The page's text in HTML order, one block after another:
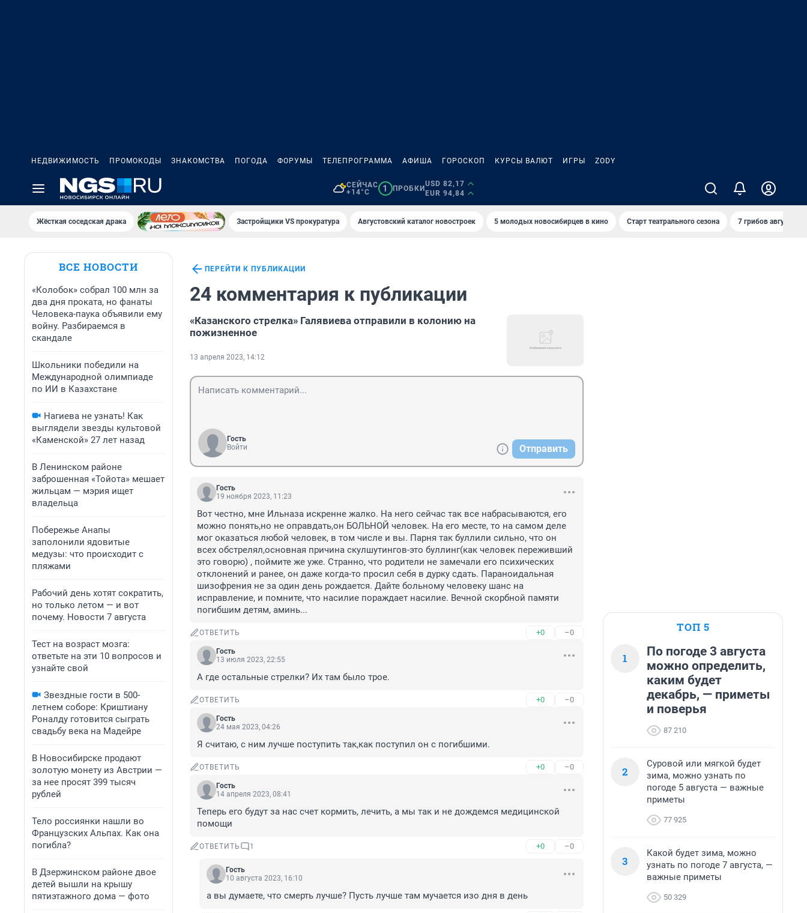
НЕДВИЖИМОСТЬ ПРОМОКОДЫ ЗНАКОМСТВА ПОГОДА ФОРУМЫ ТЕЛЕПРОГРАММА АФИША ГОРОСКОП КУРСЫ ВАЛЮТ ИГРЫ ZODY
СЕЙЧАС
+14°C
1 ПРОБКИ
USD 82,17
EUR 94,84
Жёсткая соседская драка Застройщики VS прокуратура Августовский каталог новостроек 5 молодых новосибирцев в кино Старт театрального сезона 7 грибов августа
ВСЕ НОВОСТИ
«Колобок» собрал 100 млн за
два дня проката, но фанаты
Человека-паука объявили ему
войну. Разбираемся в
скандале
Школьники победили на
Международной олимпиаде
по ИИ в Казахстане
Нагиева не узнать! Как
выглядели звезды культовой
«Каменской» 27 лет назад
В Ленинском районе
заброшенная «Тойота» мешает
жильцам — мэрия ищет
владельца
Побережье Анапы
заполонили ядовитые
медузы: что происходит с
пляжами
Рабочий день хотят сократить,
но только летом — и вот
почему. Новости 7 августа
Тест на возраст мозга:
ответьте на эти 10 вопросов и
узнайте свой
Звездные гости в 500-
летнем соборе: Криштиану
Роналду готовится сыграть
свадьбу века на Мадейре
В Новосибирске продают
золотую монету из Австрии —
за нее просят 399 тысяч
рублей
Тело россиянки нашли во
Французских Альпах. Как она
погибла?
В Дзержинском районе двое
детей вышли на крышу
пятиэтажного дома — фото
ПЕРЕЙТИ К ПУБЛИКАЦИИ
24 комментария к публикации
«Казанского стрелка» Галявиева отправили в колонию на
пожизненное
13 апреля 2023, 14:12
Гость
Войти
Отправить
Гость
19 ноября 2023, 11:23
Вот честно, мне Ильназа искренне жалко. На него сейчас так все набрасываются, его
можно понять,но не оправдать,он БОЛЬНОЙ человек. На его месте, то на самом деле
мог оказаться любой человек, в том числе и вы. Парня так буллили сильно, что он
всех обстрелял,основная причина скулшутингов-это буллинг(как человек переживший
это говорю) , поймите же уже. Странно, что родители не замечали его психических
отклонений и ранее, он даже когда-то просил себя в дурку сдать. Параноидальная
шизофрения не за один день рождается. Дайте больному человеку шанс на
исправление, и помните, что насилие пораждает насилие. Вечной скорбной памяти
погибшим детям, аминь...
ОТВЕТИТЬ +0 –0
Гость
13 июля 2023, 22:55
А где остальные стрелки? Их там было трое.
ОТВЕТИТЬ +0 –0
Гость
24 мая 2023, 04:26
Я считаю, с ним лучше поступить так,как поступил он с погибшими.
ОТВЕТИТЬ +0 –0
Гость
14 апреля 2023, 08:41
Теперь его будут за нас счет кормить, лечить, а мы так и не дождемся медицинской
помощи
ОТВЕТИТЬ 1 +0 –0
Гость
10 августа 2023, 16:10
а вы думаете, что смерть лучше? Пусть лучше там мучается изо дня в день
ТОП 5
1
По погоде 3 августа
можно определить,
каким будет
декабрь, — приметы
и поверья
87 210
2
Суровой или мягкой будет
зима, можно узнать по
погоде 5 августа — важные
приметы
77 925
3
Какой будет зима, можно
узнать по погоде 7 августа, —
важные приметы
50 329